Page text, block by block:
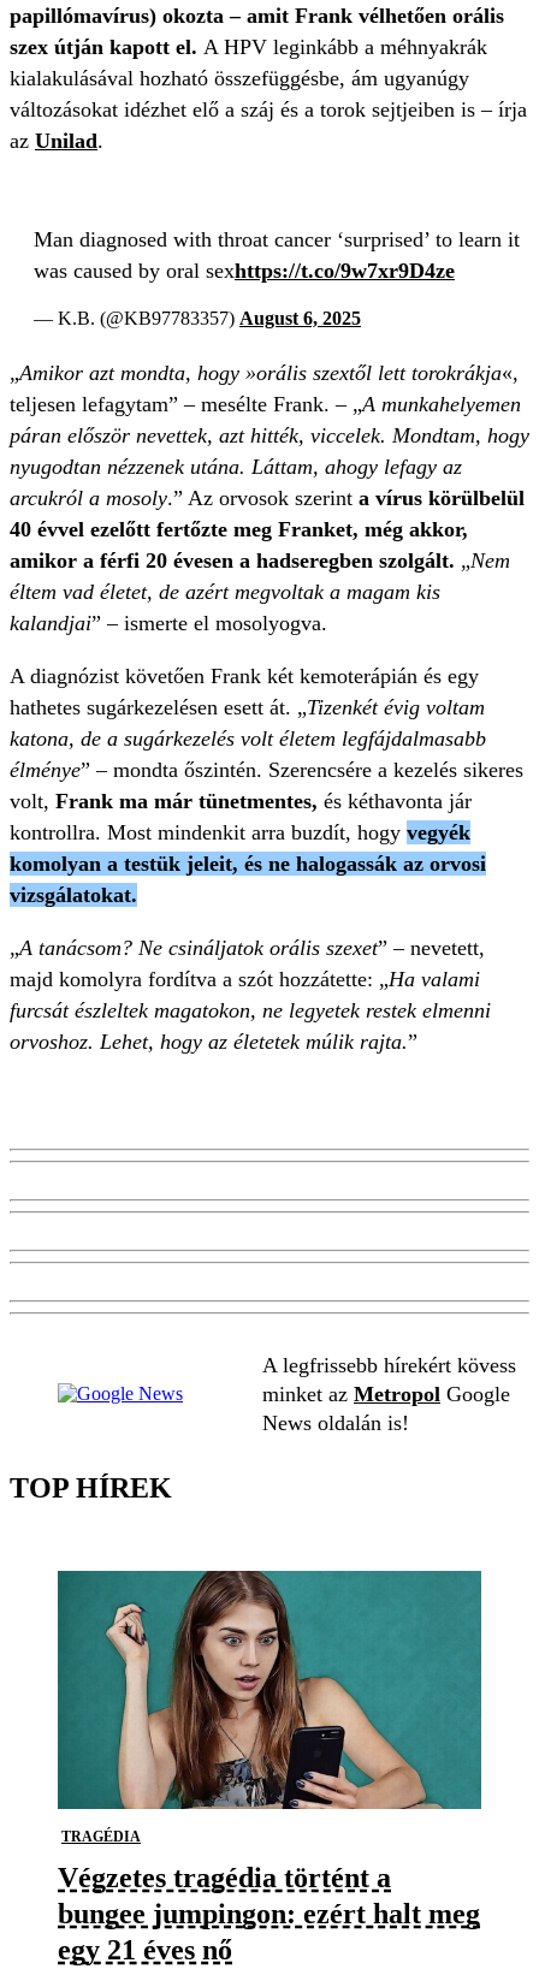
papillómavírus) okozta – amit Frank vélhetően orális
szex útján kapott el. A HPV leginkább a méhnyakrák
kialakulásával hozható összefüggésbe, ám ugyanúgy
változásokat idézhet elő a száj és a torok sejtjeiben is – írja
az Unilad.
Man diagnosed with throat cancer ‘surprised’ to learn it
was caused by oral sexhttps://t.co/9w7xr9D4ze
— K.B. (@KB97783357) August 6, 2025
„Amikor azt mondta, hogy »orális szextől lett torokrákja«,
teljesen lefagytam” – mesélte Frank. – „A munkahelyemen
páran először nevettek, azt hitték, viccelek. Mondtam, hogy
nyugodtan nézzenek utána. Láttam, ahogy lefagy az
arcukról a mosoly.” Az orvosok szerint a vírus körülbelül
40 évvel ezelőtt fertőzte meg Franket, még akkor,
amikor a férfi 20 évesen a hadseregben szolgált. „Nem
éltem vad életet, de azért megvoltak a magam kis
kalandjai” – ismerte el mosolyogva.
A diagnózist követően Frank két kemoterápián és egy
hathetes sugárkezelésen esett át. „Tizenkét évig voltam
katona, de a sugárkezelés volt életem legfájdalmasabb
élménye” – mondta őszintén. Szerencsére a kezelés sikeres
volt, Frank ma már tünetmentes, és kéthavonta jár
kontrollra. Most mindenkit arra buzdít, hogy vegyék
komolyan a testük jeleit, és ne halogassák az orvosi
vizsgálatokat.
„A tanácsom? Ne csináljatok orális szexet” – nevetett,
majd komolyra fordítva a szót hozzátette: „Ha valami
furcsát észleltek magatokon, ne legyetek restek elmenni
orvoshoz. Lehet, hogy az életetek múlik rajta.”
A legfrissebb hírekért kövess
minket az Metropol Google
News oldalán is!
TOP HÍREK
TRAGÉDIA
Végzetes tragédia történt a
bungee jumpingon: ezért halt meg
egy 21 éves nő